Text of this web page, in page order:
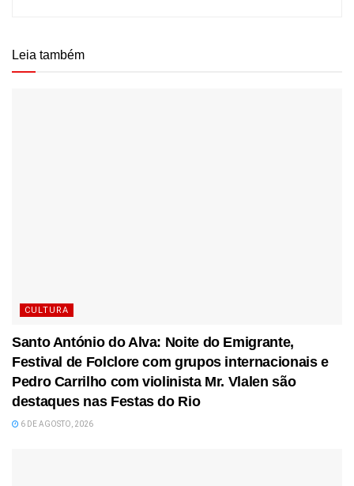
Leia também
CULTURA
Santo António do Alva: Noite do Emigrante,
Festival de Folclore com grupos internacionais e
Pedro Carrilho com violinista Mr. Vlalen são
destaques nas Festas do Rio
6 DE AGOSTO, 2026